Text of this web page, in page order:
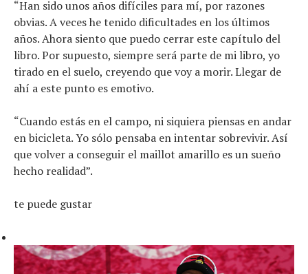
“Han sido unos años difíciles para mí, por razones
obvias. A veces he tenido dificultades en los últimos
años. Ahora siento que puedo cerrar este capítulo del
libro. Por supuesto, siempre será parte de mi libro, yo
tirado en el suelo, creyendo que voy a morir. Llegar de
ahí a este punto es emotivo.
“Cuando estás en el campo, ni siquiera piensas en andar
en bicicleta. Yo sólo pensaba en intentar sobrevivir. Así
que volver a conseguir el maillot amarillo es un sueño
hecho realidad”.
te puede gustar